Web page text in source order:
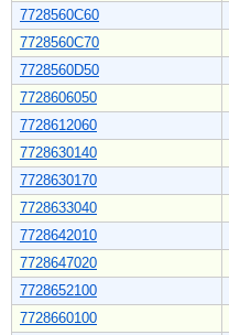
7728560C60
7728560C70
7728560D50
7728606050
7728612060
7728630140
7728630170
7728633040
7728642010
7728647020
7728652100
7728660100